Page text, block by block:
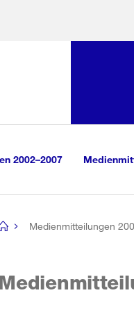
2002–2007
Medienmitteilungen